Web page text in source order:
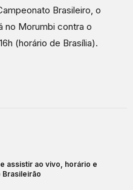
Brasileiro, o
no Morumbi contra o
(horário de Brasília).
assistir ao vivo, horário e